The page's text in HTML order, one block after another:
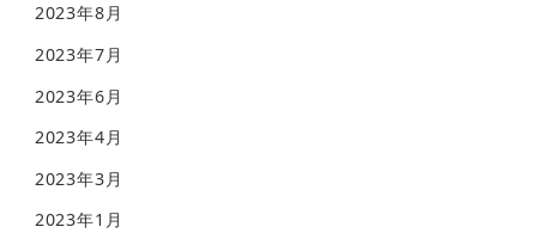
2023年8月
2023年7月
2023年6月
2023年4月
2023年3月
2023年1月